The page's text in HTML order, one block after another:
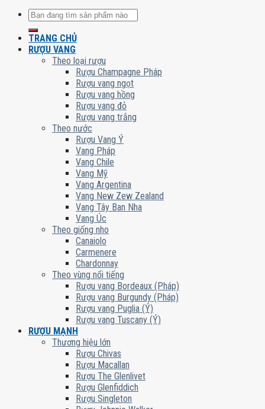
Tìm
kiếm:
TRANG CHỦ
RƯỢU VANG
Theo loại rượu
Rượu Champagne Pháp
Rượu vang ngọt
Rượu vang hồng
Rượu vang đỏ
Rượu vang trắng
Theo nước
Rượu Vang Ý
Vang Pháp
Vang Chile
Vang Mỹ
Vang Argentina
Vang New Zew Zealand
Vang Tây Ban Nha
Vang Úc
Theo giống nho
Canaiolo
Carmenere
Chardonnay
Theo vùng nổi tiếng
Rượu vang Bordeaux (Pháp)
Rượu vang Burgundy (Pháp)
Rượu vang Puglia (Ý)
Rượu vang Tuscany (Ý)
RƯỢU MẠNH
Thương hiệu lớn
Rượu Chivas
Rượu Macallan
Rượu The Glenlivet
Rượu Glenfiddich
Rượu Singleton